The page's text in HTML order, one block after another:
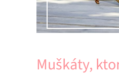
Muškáty,